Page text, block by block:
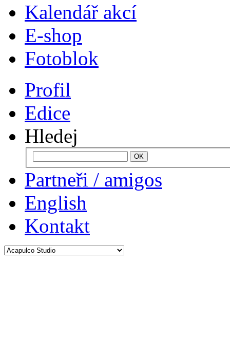
Kalendář akcí
E-shop
Fotoblok
Profil
Edice
Hledej
Partneři / amigos
English
Kontakt